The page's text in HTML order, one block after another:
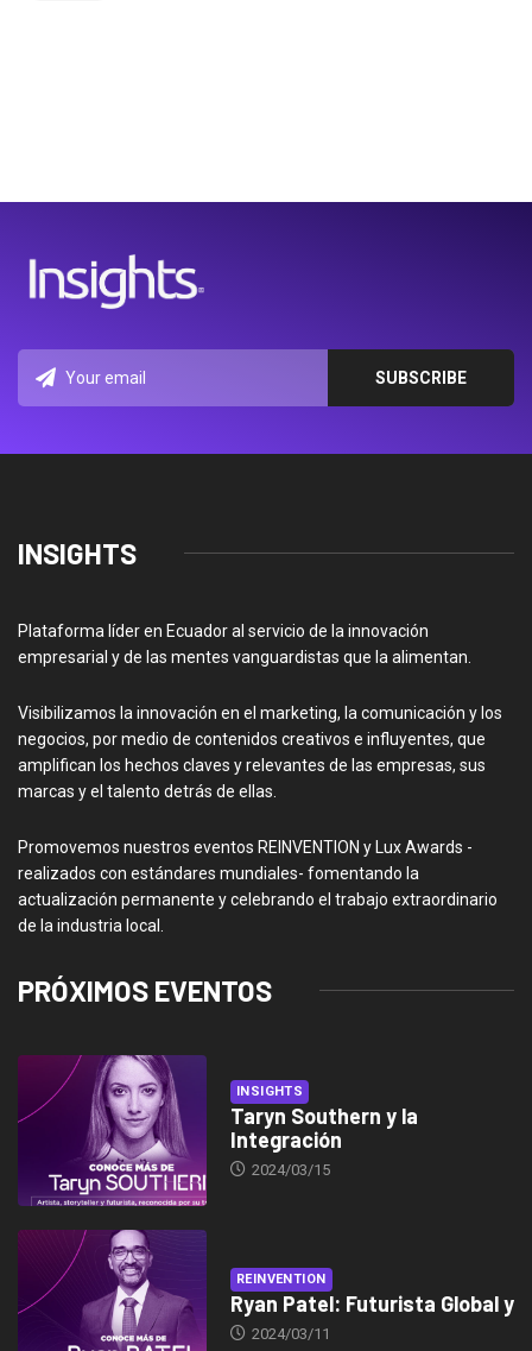
INSIGHTS
Plataforma líder en Ecuador al servicio de la innovación
empresarial y de las mentes vanguardistas que la alimentan.
Visibilizamos la innovación en el marketing, la comunicación y los
negocios, por medio de contenidos creativos e influyentes, que
amplifican los hechos claves y relevantes de las empresas, sus
marcas y el talento detrás de ellas.
Promovemos nuestros eventos REINVENTION y Lux Awards -
realizados con estándares mundiales- fomentando la
actualización permanente y celebrando el trabajo extraordinario
de la industria local.
PRÓXIMOS EVENTOS
INSIGHTS
Taryn Southern y la
Integración
2024/03/15
REINVENTION
Ryan Patel: Futurista Global y
2024/03/11